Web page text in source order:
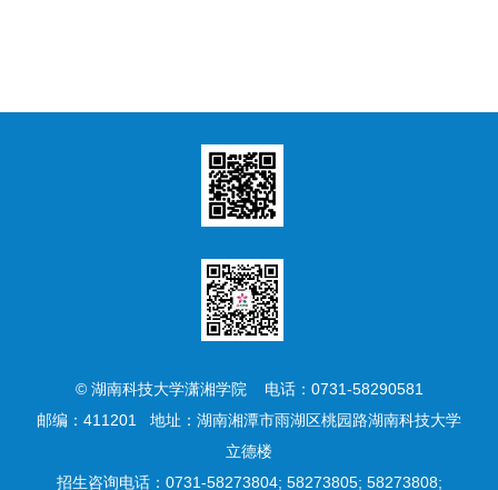
© 湖南科技大学潇湘学院 电话：0731-58290581
邮编：411201 地址：湖南湘潭市雨湖区桃园路湖南科技大学
立德楼
招生咨询电话：0731-58273804; 58273805; 58273808;